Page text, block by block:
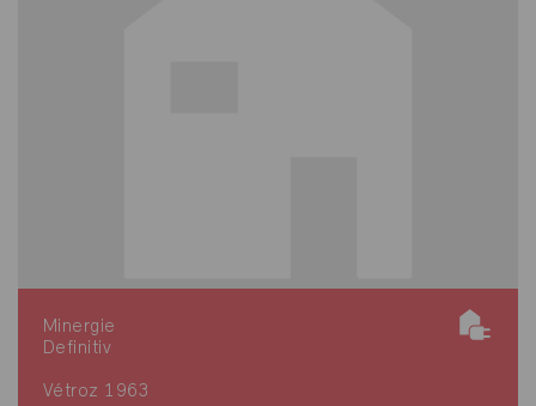
Minergie
Definitiv
Vétroz 1963